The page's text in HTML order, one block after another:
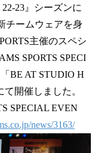
23』シーズンに
チームウェアを身
主催のスペシ
SPORTS SPECI
BE AT STUDIO H
開催しました。
SPECIAL EVEN
news/3163/